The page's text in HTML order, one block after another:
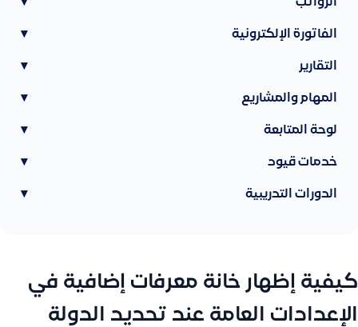
الرواتب ▾
الفاتورة الإلكترونية ▾
التقارير ▾
المهام والمشاريع ▾
لوحة المتابعة ▾
خدمات قيود ▾
الدورات التدريبية ▾
كيفية إظهار خانة معرفات إضافية في
الإعدادات العامة عند تحديد الدولة